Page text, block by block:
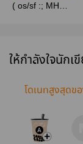
( os/sf :; MHA /
ให้กำลังใจนักเ
โดเนทสูงสุดข